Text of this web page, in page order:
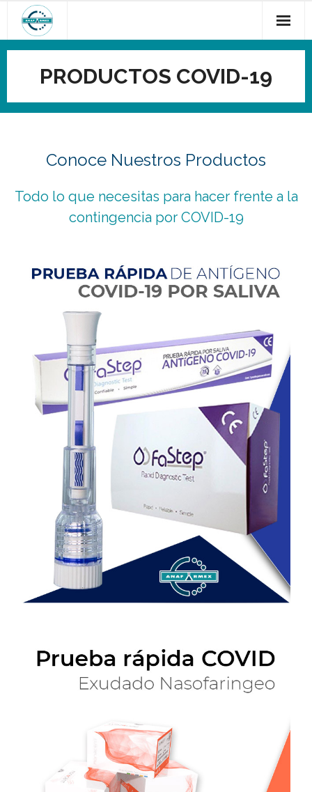
contenido
PRODUCTOS COVID-19
Conoce Nuestros Productos
Todo lo que necesitas para hacer frente a la
contingencia por COVID-19